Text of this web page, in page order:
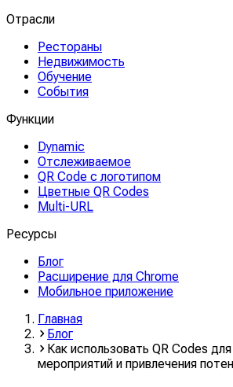
Отрасли
Рестораны
Недвижимость
Обучение
События
Функции
Dynamic
Отслеживаемое
QR Code с логотипом
Цветные QR Codes
Multi-URL
Ресурсы
Блог
Расширение для Chrome
Мобильное приложение
Главная
Блог
Как использовать QR Codes
мероприятий и привлечения